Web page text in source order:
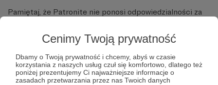
Cenimy Twoją prywatność
Dbamy o Twoją prywatność i chcemy, abyś w czasie
korzystania z naszych usług czuł się komfortowo, dlatego też
poniżej prezentujemy Ci najważniejsze informacje o
zasadach przetwarzania przez nas Twoich danych
Pamiętaj, że Patronite nie ponosi odpowiedzialności za
Nie podawaj swoich danych logowania ani informacji
finansowych na podjerzanych stronach.
Sprawdź dokładnie adres URL, zanim klikniesz przycisk
"Tak, przejdź do strony".
Jeśli masz wątpliwości, wróć do Patronite i zweryfikuj